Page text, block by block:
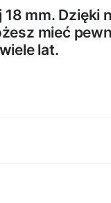
mm.
mieć
lat.